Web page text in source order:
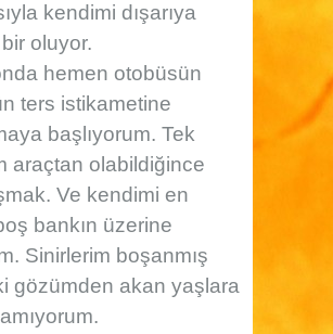
kendimi dışarıya
oluyor.
hemen otobüsün
ters istikametine
başlıyorum. Tek
araçtan olabildiğince
Ve kendimi en
bankın üzerine
Sinirlerim boşanmış
gözümden akan yaşlara